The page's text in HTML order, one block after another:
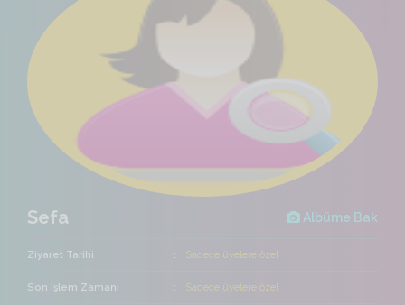
Sefa Albüme Bak
Ziyaret Tarihi Sadece üyelere özel
Son İşlem Zamanı Sadece üyelere özel